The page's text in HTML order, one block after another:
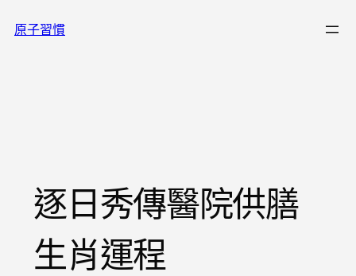
至原子習慣
逐日秀傳醫院供膳
生肖運程